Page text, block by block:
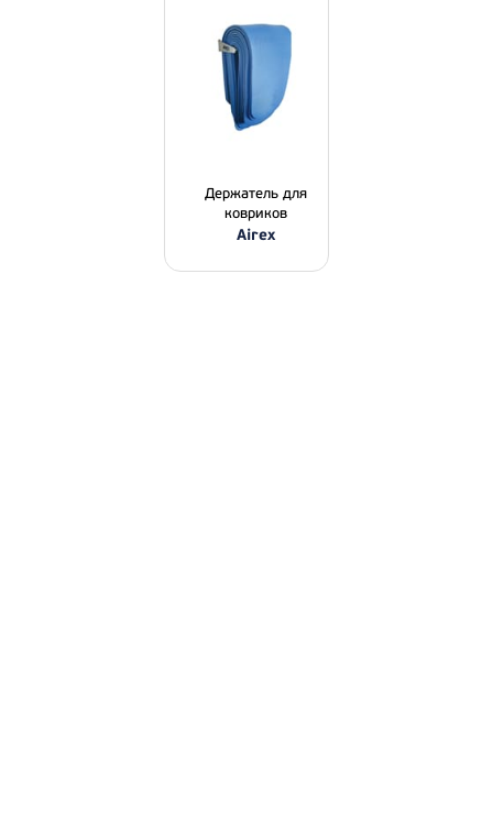
Держатель для
ковриков
Airex